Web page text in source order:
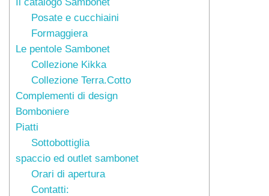
Posate e cucchiaini
Formaggiera
Le pentole Sambonet
Collezione Kikka
Collezione Terra.Cotto
Complementi di design
Bomboniere
Piatti
Sottobottiglia
spaccio ed outlet sambonet
Orari di apertura
Contatti: